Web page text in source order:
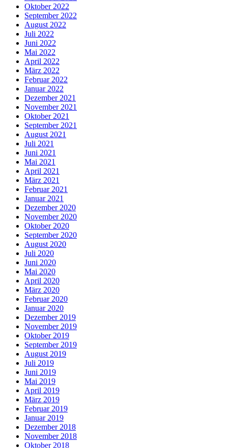
Oktober 2022
September 2022
August 2022
Juli 2022
Juni 2022
Mai 2022
April 2022
März 2022
Februar 2022
Januar 2022
Dezember 2021
November 2021
Oktober 2021
September 2021
August 2021
Juli 2021
Juni 2021
Mai 2021
April 2021
März 2021
Februar 2021
Januar 2021
Dezember 2020
November 2020
Oktober 2020
September 2020
August 2020
Juli 2020
Juni 2020
Mai 2020
April 2020
März 2020
Februar 2020
Januar 2020
Dezember 2019
November 2019
Oktober 2019
September 2019
August 2019
Juli 2019
Juni 2019
Mai 2019
April 2019
März 2019
Februar 2019
Januar 2019
Dezember 2018
November 2018
Oktober 2018